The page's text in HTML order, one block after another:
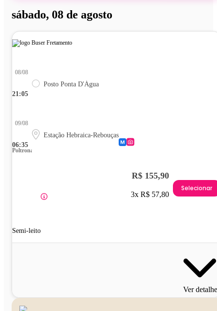
sábado, 08 de agosto
21:05
08/08
Posto Ponta D'Água
06:35
09/08
Estação Hebraica-Rebouças
Poltrona
Semi-leito
R$ 155,90
3x R$ 57,80
Selecionar
Ver